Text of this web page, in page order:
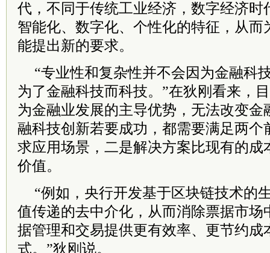
代，不同于传统工业经济，数字经济时
智能化、数字化、个性化的特征，从而
能提出新的要求。
“专业性和复杂性并不会因为金融科
为了金融科技而科技。”在狄刚看来，
为金融业发展的主导优势，无法改变金
融科技创新若要成功，都需要满足两个
求应用场景，二是解决方案比现有的成
价值。
“例如，央行开发基于区块链技术的
值传递的去中介化，从而消除票据市场
据管理和交易提供更有效率、更节约成
式。”狄刚说。